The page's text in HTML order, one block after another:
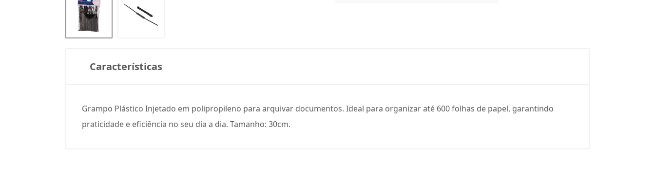
Características
Grampo Plástico Injetado em polipropileno para arquivar documentos. Ideal para organizar até 600 folhas de papel, garantindo
praticidade e eficiência no seu dia a dia. Tamanho: 30cm.